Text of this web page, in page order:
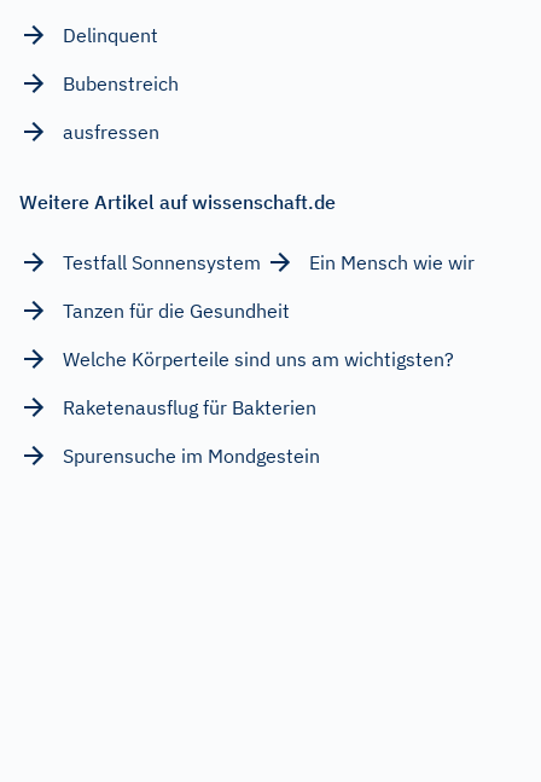
Delinquent
Bubenstreich
ausfressen
Weitere Artikel auf wissenschaft.de
Testfall Sonnensystem
Ein Mensch wie wir
Tanzen für die Gesundheit
Welche Körperteile sind uns am wichtigsten?
Raketenausflug für Bakterien
Spurensuche im Mondgestein